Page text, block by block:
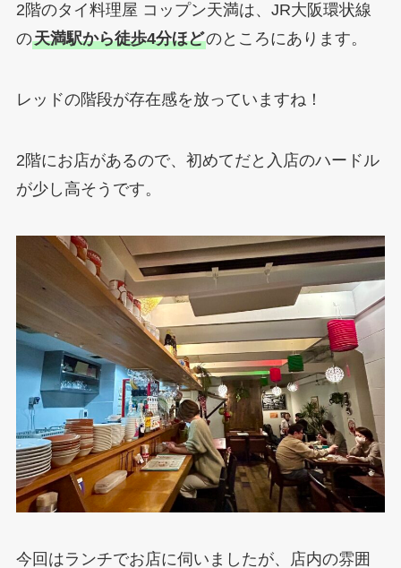
2階のタイ料理屋 コップン天満は、JR大阪環状線
の天満駅から徒歩4分ほどのところにあります。
レッドの階段が存在感を放っていますね！
2階にお店があるので、初めてだと入店のハードル
が少し高そうです。
今回はランチでお店に伺いましたが、店内の雰囲